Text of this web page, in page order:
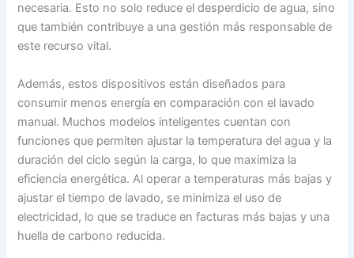
necesaria. Esto no solo reduce el desperdicio de agua, sino
que también contribuye a una gestión más responsable de
este recurso vital.
Además, estos dispositivos están diseñados para
consumir menos energía en comparación con el lavado
manual. Muchos modelos inteligentes cuentan con
funciones que permiten ajustar la temperatura del agua y la
duración del ciclo según la carga, lo que maximiza la
eficiencia energética. Al operar a temperaturas más bajas y
ajustar el tiempo de lavado, se minimiza el uso de
electricidad, lo que se traduce en facturas más bajas y una
huella de carbono reducida.